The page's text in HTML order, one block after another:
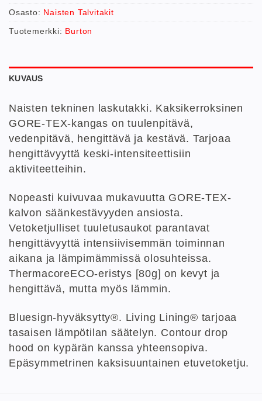
Osasto: Naisten Talvitakit
Tuotemerkki: Burton
KUVAUS
Naisten tekninen laskutakki. Kaksikerroksinen
GORE-TEX-kangas on tuulenpitävä,
vedenpitävä, hengittävä ja kestävä. Tarjoaa
hengittävyyttä keski-intensiteettisiin
aktiviteetteihin.
Nopeasti kuivuvaa mukavuutta GORE-TEX-
kalvon säänkestävyyden ansiosta.
Vetoketjulliset tuuletusaukot parantavat
hengittävyyttä intensiivisemmän toiminnan
aikana ja lämpimämmissä olosuhteissa.
ThermacoreECO-eristys [80g] on kevyt ja
hengittävä, mutta myös lämmin.
Bluesign-hyväksytty®. Living Lining® tarjoaa
tasaisen lämpötilan säätelyn. Contour drop
hood on kypärän kanssa yhteensopiva.
Epäsymmetrinen kaksisuuntainen etuvetoketju.